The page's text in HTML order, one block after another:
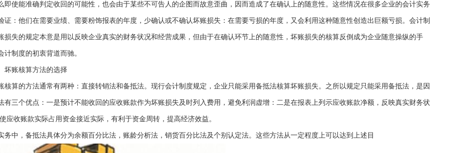
即使能准确判定收回的可能性，也会由于某些不可告人的企图而故意歪曲，因而造成了在确认上的随意性。这些情况在很多企业的会计实务
证：他们在需要业绩、需要粉饰报表的年度，少确认或不确认坏账损失：在需要亏损的年度，又会利用这种随意性创造出巨额亏损。会计制
损失的规定本意是用以反映企业真实的财务状况和经营成果，但由于在确认环节上的随意性，坏账损失的核算反倒成为企业随意操纵的手
计制度的初衷背道而驰。
账核算方法的选择
算的方法通常有两种：直接转销法和备抵法。现行会计制度规定，企业只能采用备抵法核算坏账损失。之所以规定只能采用备抵法，是因
有三个优点：一是预计不能收回的应收账款作为坏账损失及时列入费用，避免利润虚增：二是在报表上列示应收账款净额，反映真实财务状
应收账款实际占用资金接近实际，有利于资金周转，提高经济效益。
中，备抵法具体分为余额百分比法，账龄分析法，销货百分比法及个别认定法。这些方法从一定程度上可以达到上述目